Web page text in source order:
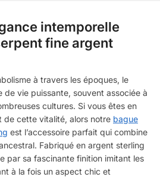
intemporelle
fine argent
à travers les époques, le
de vie puissante, souvent associée à
cultures. Si vous êtes en
de cette vitalité, alors notre bague
est l’accessoire parfait qui combine
Fabriqué en argent sterling
par sa fascinante finition imitant les
à la fois un aspect chic et